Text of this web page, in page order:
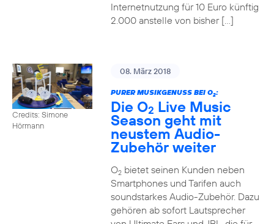
Internetnutzung für 10 Euro künftig
2.000 anstelle von bisher […]
Credits: Simone
Hörmann
08. März 2018
PURER MUSIKGENUSS BEI O2:
Die O2 Live Music
Season geht mit
neustem Audio-
Zubehör weiter
O2bietet seinen Kunden neben
Smartphones und Tarifen auch
soundstarkes Audio-Zubehör. Dazu
gehören ab sofort Lautsprecher